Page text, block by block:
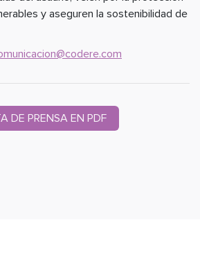
y aseguren la sostenibilidad de
DE PRENSA EN PDF